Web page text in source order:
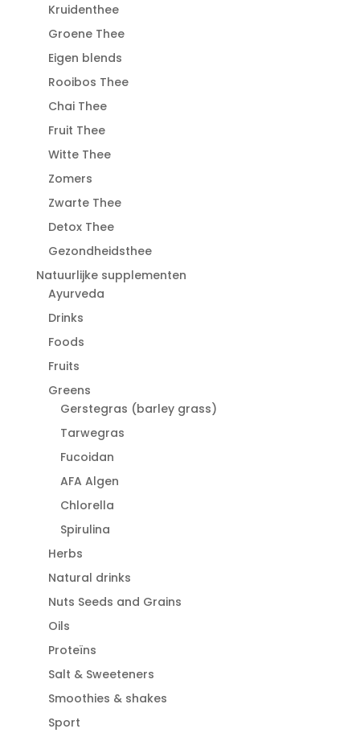
Kruidenthee
Groene Thee
Eigen blends
Rooibos Thee
Chai Thee
Fruit Thee
Witte Thee
Zomers
Zwarte Thee
Detox Thee
Gezondheidsthee
Natuurlijke supplementen
Ayurveda
Drinks
Foods
Fruits
Greens
Gerstegras (barley grass)
Tarwegras
Fucoidan
AFA Algen
Chlorella
Spirulina
Herbs
Natural drinks
Nuts Seeds and Grains
Oils
Proteïns
Salt & Sweeteners
Smoothies & shakes
Sport